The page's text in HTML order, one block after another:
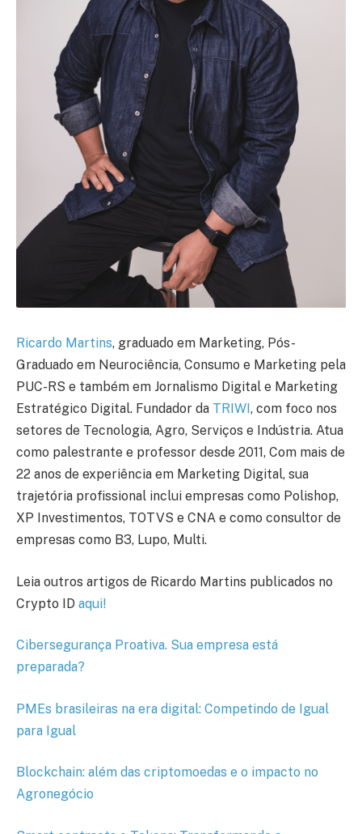
Ricardo Martins, graduado em Marketing, Pós-
Graduado em Neurociência, Consumo e Marketing pela
PUC-RS e também em Jornalismo Digital e Marketing
Estratégico Digital. Fundador da TRIWI , com foco nos
setores de Tecnologia, Agro, Serviços e Indústria. Atua
como palestrante e professor desde 2011, Com mais de
22 anos de experiência em Marketing Digital, sua
trajetória profissional inclui empresas como Polishop,
XP Investimentos, TOTVS e CNA e como consultor de
empresas como B3, Lupo, Multi.
Leia outros artigos de Ricardo Martins publicados no
Crypto ID aqui!
Cibersegurança Proativa. Sua empresa está
preparada?
PMEs brasileiras na era digital: Competindo de Igual
para Igual
Blockchain: além das criptomoedas e o impacto no
Agronegócio